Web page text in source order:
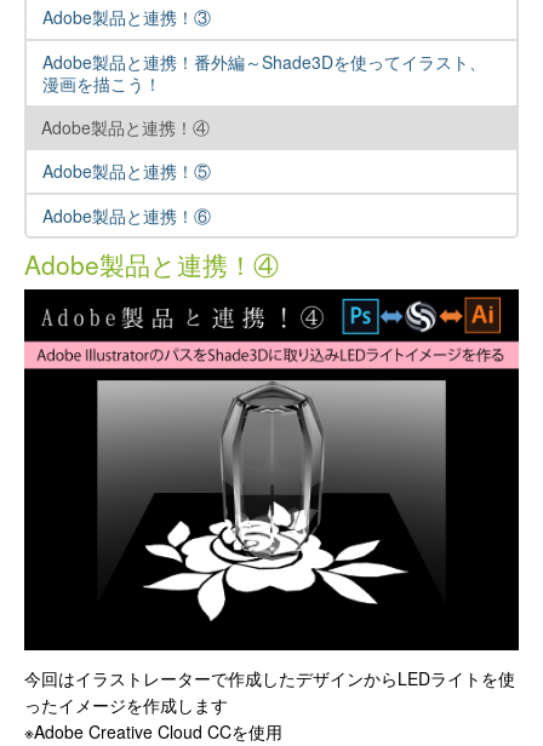
Adobe製品と連携！③
Adobe製品と連携！番外編～Shade3Dを使ってイラスト、
漫画を描こう！
Adobe製品と連携！④
Adobe製品と連携！⑤
Adobe製品と連携！⑥
Adobe製品と連携！④
今回はイラストレーターで作成したデザインからLEDライトを使
ったイメージを作成します
※Adobe Creative Cloud CCを使用